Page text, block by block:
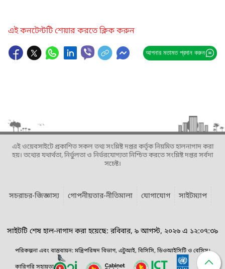
এই কনটেন্টটি শেয়ার করতে ক্লিক করুন
আপনার মতামত প্রদান করুন
এই ওয়েবসাইটে প্রকাশিত সকল তথ্য সংশ্লিষ্ট দপ্তর কর্তৃক নিয়মিত হালনাগাদ করা
হয়। তথ্যের যথার্থতা, নির্ভুলতা ও নির্ভরযোগ্যতা নিশ্চিত করতে সংশ্লিষ্ট দপ্তর সর্বদা
সচেষ্ট।
সচরাচর-জিজ্ঞাস্য গোপনীয়তার-নীতিমালা যোগাযোগ সাইটম্যাপ
সাইটটি শেষ হাল-নাগাদ করা হয়েছে: রবিবার, ৯ আগস্ট, ২০২৬ এ ১২:০৭:৩৯
পরিকল্পনা এবং বাস্তবায়ন: মন্ত্রিপরিষদ বিভাগ, এটুআই, বিসিসি, ডিওআইসিটি ও বেসিস।
কারিগরি সহায়তা